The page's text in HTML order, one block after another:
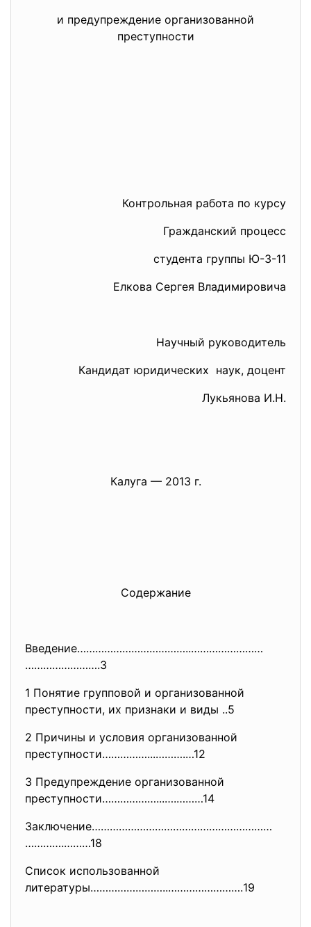
и предупреждение организованной
преступности
Контрольная работа по курсу
Гражданский процесс
студента группы Ю-3-11
Елкова Сергея Владимировича
Научный руководитель
Кандидат юридических наук, доцент
Лукьянова И.Н.
Калуга — 2013 г.
Содержание
Введение………………………………..……………………
…………………….3
1 Понятие групповой и организованной
преступности, их признаки и виды ..5
2 Причины и условия организованной
преступности……………...……….…12
3 Предупреждение организованной
преступности………………...….………14
Заключение……………………………………………………
………….………18
Список использованной
литературы……………………..…………………….19